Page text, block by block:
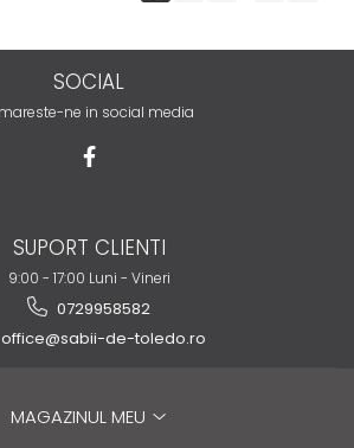
SOCIAL
ne in social media
SUPORT CLIENTI
9:00 - 17:00 Luni - Vineri
0729958582
office@sabii-de-toledo.ro
MAGAZINUL MEU